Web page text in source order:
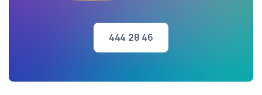
444 28 46